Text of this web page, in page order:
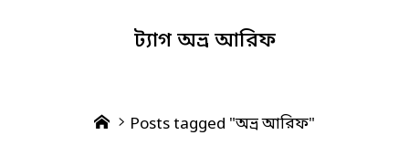
ট্যাগ অভ্র আরিফ
HomePosts tagged "অভ্র আরিফ"